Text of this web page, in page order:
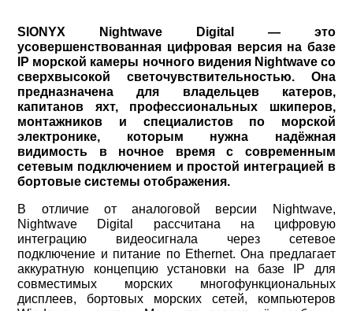
SIONYX Nightwave Digital — это
усовершенствованная цифровая версия на базе
IP морской камеры ночного видения Nightwave со
сверхвысокой светочувствительностью. Она
предназначена для владельцев катеров,
капитанов яхт, профессиональных шкиперов,
монтажников и специалистов по морской
электронике, которым нужна надёжная
видимость в ночное время с современным
сетевым подключением и простой интеграцией в
бортовые системы отображения.
В отличие от аналоговой версии Nightwave,
Nightwave Digital рассчитана на цифровую
интеграцию видеосигнала через сетевое
подключение и питание по Ethernet. Она предлагает
аккуратную концепцию установки на базе IP для
совместимых морских многофункциональных
дисплеев, бортовых морских сетей, компьютеров